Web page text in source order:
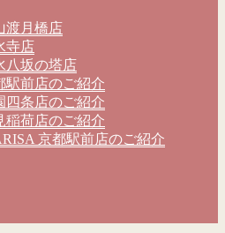
渡月橋店
寺店
八坂の塔店
駅前店のご紹介
四条店のご紹介
稲荷店のご紹介
京都駅前店のご紹介